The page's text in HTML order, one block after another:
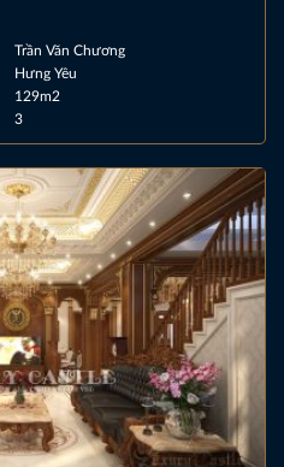
Trần Văn Chương
Hưng Yêu
129m2
3